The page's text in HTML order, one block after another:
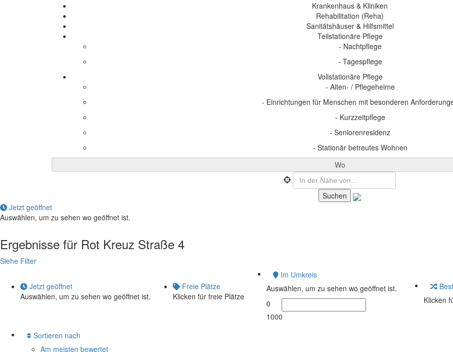
Krankenhaus & Kliniken
Rehabilitation (Reha)
Sanitätshäuser & Hilfsmittel
Teilstationäre Pflege
- Nachtpflege
- Tagespflege
Vollstationäre Pflege
- Alten- / Pflegeheime
- Einrichtungen für Menschen mit besonderen
- Kurzzeitpflege
- Seniorenresidenz
- Stationär betreutes Wohnen
Wo
Jetzt geöffnet
Auswählen, um zu sehen wo geöffnet ist.
Ergebnisse für Rot Kreuz Straße 4
Siehe Filter
Jetzt geöffnet
Auswählen, um zu sehen wo geöffnet ist.
Freie Plätze
Klicken für freie Plätze
Im Umkreis
Auswählen, um zu sehen wo geöffnet ist.
0
1000
Klicken
Sortieren nach
Am meisten bewertet